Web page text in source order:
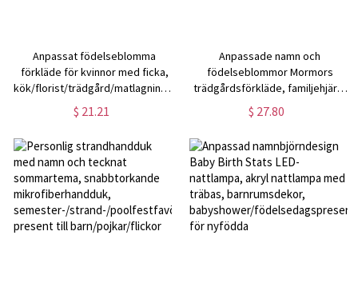
Anpassat födelseblomma
förkläde för kvinnor med ficka,
kök/florist/trädgård/matlagningsförkläde,
present till professionell kock,
mors dag present till
$ 21.21
Anpassade namn och
födelseblommor Mormors
trädgårdsförkläde, familjehjärta
blommigt förkläde med fickor
och midjerem,
födelsedags-/morsdagspresent
till mamma/mormor
$ 27.80